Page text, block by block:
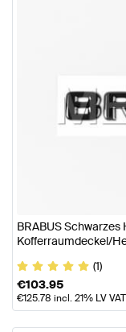
BRABUS
Kofferraumdeckel/
(1)
€103.95
€125.78 incl. 21% LV VAT